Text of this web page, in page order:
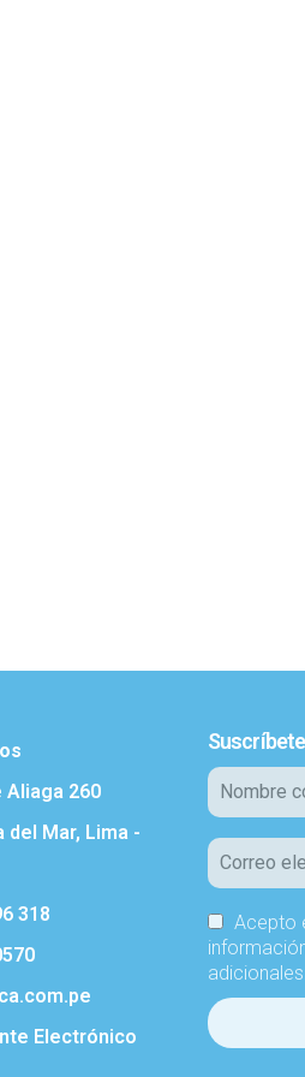
Aliaga 260
del Mar, Lima -
318
Electrónico
Acepto